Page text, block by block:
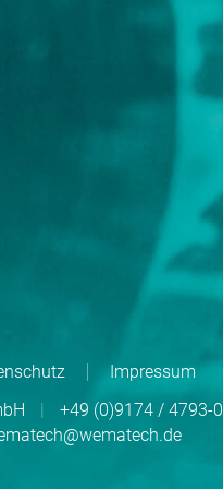
Impressum
| +49 (0)9174 / 4793-0